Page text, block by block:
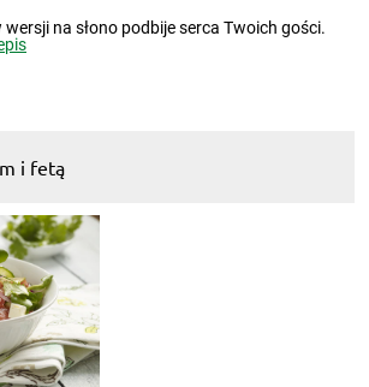
wersji na słono podbije serca Twoich gości.
i fetą